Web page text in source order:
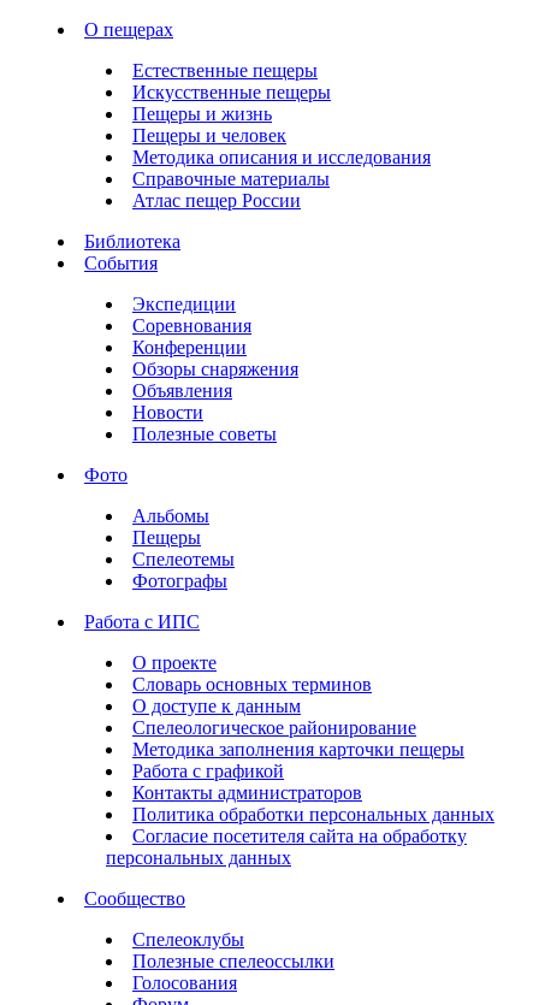
О пещерах
Естественные пещеры
Искусственные пещеры
Пещеры и жизнь
Пещеры и человек
Методика описания и исследования
Справочные материалы
Атлас пещер России
Библиотека
События
Экспедиции
Соревнования
Конференции
Обзоры снаряжения
Объявления
Новости
Полезные советы
Фото
Альбомы
Пещеры
Спелеотемы
Фотографы
Работа с ИПС
О проекте
Словарь основных терминов
О доступе к данным
Спелеологическое районирование
Методика заполнения карточки пещеры
Работа с графикой
Контакты администраторов
Политика обработки персональных данных
Согласие посетителя сайта на обработку
персональных данных
Сообщество
Спелеоклубы
Полезные спелеоссылки
Голосования